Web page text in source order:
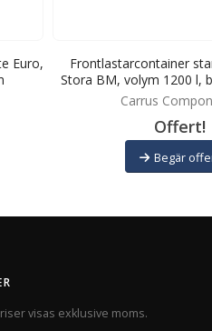
Euro,
Frontlastarcontainer
Stora BM, volym 1200 l,
Carrus
Offert!
Begär
visas exklusive moms.